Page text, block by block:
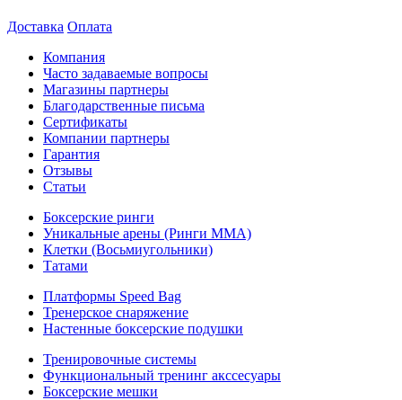
Доставка Оплата
Компания
Часто задаваемые вопросы
Магазины партнеры
Благодарственные письма
Сертификаты
Компании партнеры
Гарантия
Отзывы
Статьи
Боксерские ринги
Уникальные арены (Ринги ММА)
Клетки (Восьмиугольники)
Татами
Платформы Speed Bag
Тренерское снаряжение
Настенные боксерские подушки
Тренировочные системы
Функциональный тренинг акссесуары
Боксерские мешки